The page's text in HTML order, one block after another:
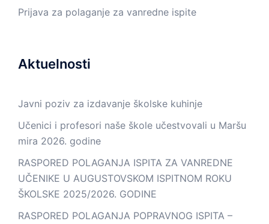
Prijava za polaganje za vanredne ispite
Aktuelnosti
Javni poziv za izdavanje školske kuhinje
Učenici i profesori naše škole učestvovali u Maršu
mira 2026. godine
RASPORED POLAGANJA ISPITA ZA VANREDNE
UČENIKE U AUGUSTOVSKOM ISPITNOM ROKU
ŠKOLSKE 2025/2026. GODINE
RASPORED POLAGANJA POPRAVNOG ISPITA –